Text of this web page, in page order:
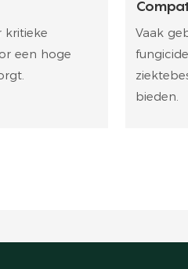
kritieke
een hoge
Vaak
bieden.